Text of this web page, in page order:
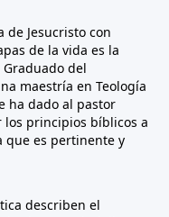
Jesucristo con
de la vida es la
del
maestría en Teología
ha dado al pastor
principios bíblicos a
que es pertinente y
describen el